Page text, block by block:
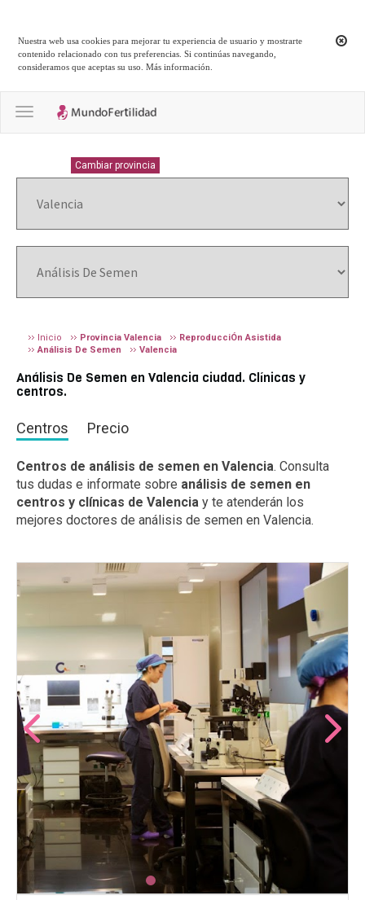
Nuestra web usa cookies para mejorar tu experiencia de usuario y mostrarte
contenido relacionado con tus preferencias. Si continúas navegando,
consideramos que aceptas su uso.Más información
Toggle navigation
Cambiar provincia
Inicio Provincia Valencia
ReproducciÓn Asistida
Análisis De Semen
Valencia
Análisis De Semen en Valencia ciudad. Clínicas y
centros.
Centros Precio
Centros de análisis de semen en Valencia. Consulta
tus dudas e informate sobre análisis de semen en
centros y clínicas de Valencia y te atenderán los
mejores doctores de análisis de semen en Valencia.